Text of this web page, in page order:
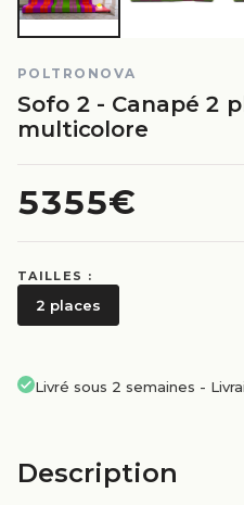
POLTRONOVA
Sofo 2 - Canapé 2
multicolore
5355€
TAILLES :
2 places
Livré sous 2 semaines -
Description